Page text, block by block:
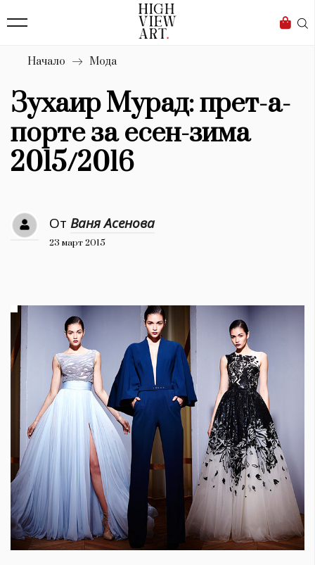
Бизнес
Мода
Dialogue
Изкуство
4340
Дизайн
Книги
30+ 1970
Гурме 1710
Пътувай
237
Здраве 389
Gentlemen
382
Wellness
Начало Мода
Зухаир Мурад: прет-а-
порте за есен-зима
2015/2016
От Ваня Асенова
23 март 2015